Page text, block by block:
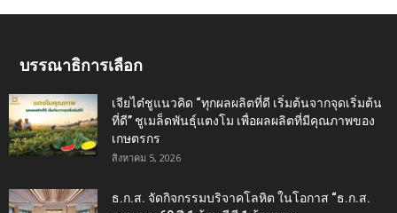
บรรณาธิการเลือก
เจียไต๋ชูแนวคิด “ทุกผลผลิตที่ดี เริ่มต้นจากจุดเริ่มต้น
ที่ดี” ชูเมล็ดพันธุ์แตงโม เพื่อผลผลิตที่มีคุณภาพของ
เกษตรกร
สิงหาคม 5, 2026
ธ.ก.ส. จัดกิจกรรมบริจาคโลหิต ในโอกาส “ธ.ก.ส.